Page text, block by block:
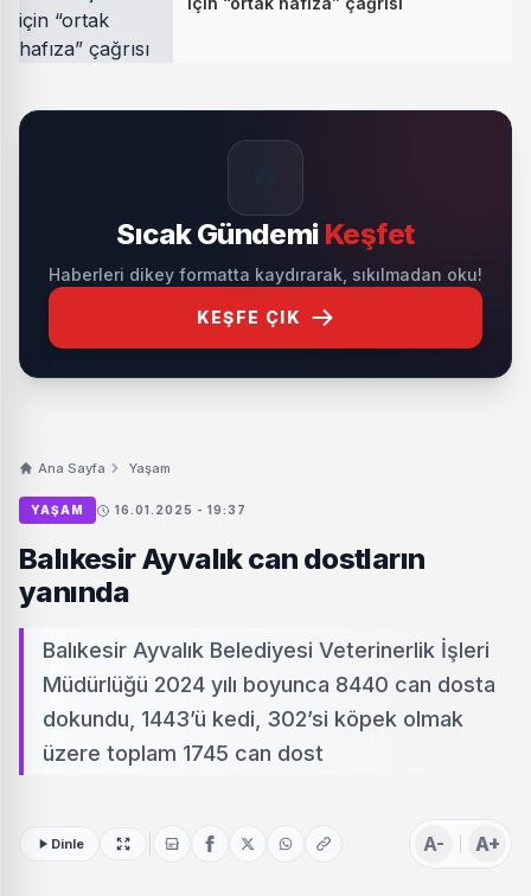
Sıcak Gündemi Keşfet
Haberleri dikey formatta kaydırarak, sıkılmadan oku!
KEŞFE ÇIK
Ana Sayfa Yaşam
YAŞAM 16.01.2025 - 19:37
Balıkesir Ayvalık can dostların
yanında
Balıkesir Ayvalık Belediyesi Veterinerlik İşleri
Müdürlüğü 2024 yılı boyunca 8440 can dosta
dokundu, 1443’ü kedi, 302’si köpek olmak
üzere toplam 1745 can dost
Dinle A- A+